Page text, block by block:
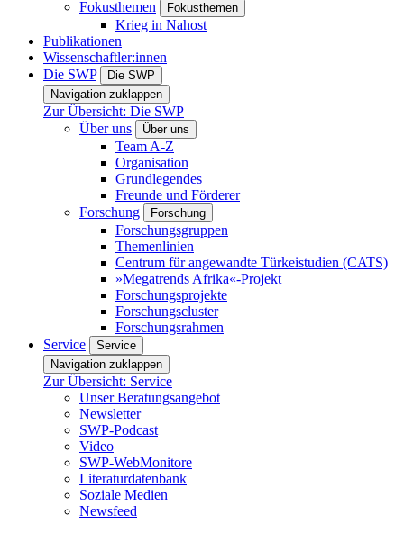
Fokusthemen
Fokusthemen
Krieg in Nahost
Publikationen
Wissenschaftler:innen
Die SWP
Die SWP
Navigation zuklappen
Zur Übersicht: Die SWP
Über uns
Über uns
Team A-Z
Organisation
Grundlegendes
Freunde und Förderer
Forschung
Forschung
Forschungsgruppen
Themenlinien
Centrum für angewandte Türkeistudien (CATS)
»Megatrends Afrika«-Projekt
Forschungsprojekte
Forschungscluster
Forschungsrahmen
Service
Service
Navigation zuklappen
Zur Übersicht: Service
Unser Beratungsangebot
Newsletter
SWP-Podcast
Video
SWP-WebMonitore
Literaturdatenbank
Soziale Medien
Newsfeed